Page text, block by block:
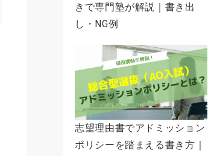
きで専門塾が解説｜書き出
し・NG例
志望理由書でアドミッション
ポリシーを踏まえる書き方｜